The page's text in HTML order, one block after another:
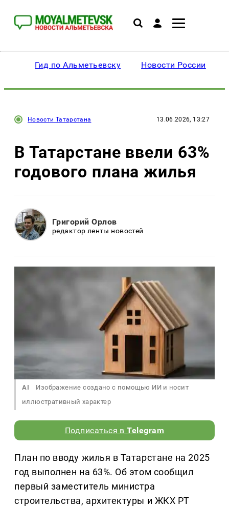
Гид по Альметьевску Новости России
Новости Татарстана 13.06.2026, 13:27
В Татарстане ввели 63%
годового плана жилья
Григорий Орлов
редактор ленты новостей
AI
Изображение создано с помощью ИИ и носит
иллюстративный характер
Подписаться вTelegram
План по вводу жилья в Татарстане на 2025
год выполнен на 63%. Об этом сообщил
первый заместитель министра
строительства, архитектуры и ЖКХ РТ